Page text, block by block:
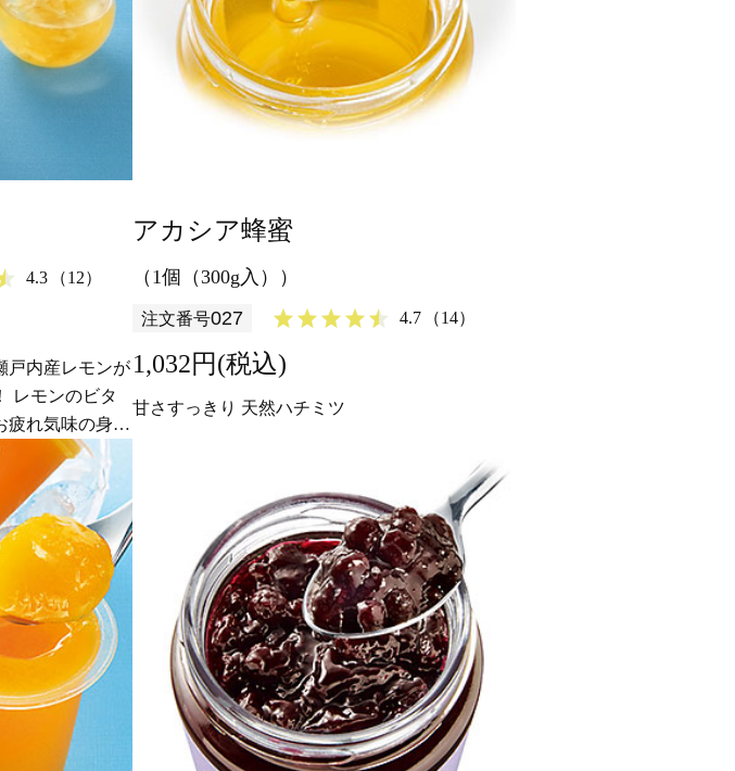
4.3 （12）
戸内産レモンが
レモンのビタ
疲れ気味の身体
アカシア蜂蜜
（1個（300g入））
注文番号027 4.7 （14）
1,032円(税込)
甘さすっきり 天然ハチミツ